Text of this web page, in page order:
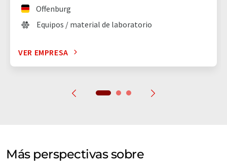
Offenburg
Equipos / material de laboratorio
VER EMPRESA
Más perspectivas sobre